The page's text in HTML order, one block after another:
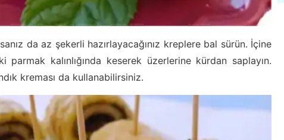
da az şekerli hazırlayacağınız kreplere bal sürün. İçine
kalınlığında keserek üzerlerine kürdan saplayın.
kreması da kullanabilirsiniz.